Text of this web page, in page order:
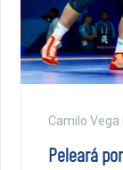
Camilo
Peleará